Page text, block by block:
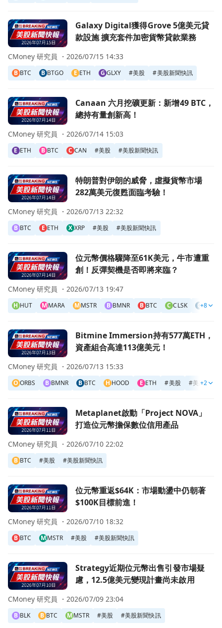
前往Galaxy Digital獲得Grove 5億美元貸款設施 擴充套件加
Galaxy Digital獲得Grove 5億美元貸
款設施 擴充套件加密貨幣貸款業務
B BTC B BTGO E ETH G GLXY #美股 #美股新聞快訊
CMoney 研究員 ・2026/07/15 14:33
前往Canaan 六月挖礦更新：新增49 BTC，總持有量創新高
Canaan 六月挖礦更新：新增49 BTC，
總持有量創新高！
E ETH B BTC C CAN #美股 #美股新聞快訊
CMoney 研究員 ・2026/07/14 15:03
前往特朗普對伊朗的威脅，虛擬貨幣市場282萬美元復甦面臨
特朗普對伊朗的威脅，虛擬貨幣市場
282萬美元復甦面臨考驗！
B BTC E ETH X XRP #美股 #美股新聞快訊
CMoney 研究員 ・2026/07/13 22:32
前往位元幣價格驟降至61K美元，牛市遭重創！反彈契機是
位元幣價格驟降至61K美元，牛市遭重
創！反彈契機是否即將來臨？
H HUT M MARA MMSTR B BMNR B BTC C CLSK C COIN
+8
CMoney 研究員 ・2026/07/13 19:47
前往Bitmine Immersion持有577萬ETH，資產組合高達113
Bitmine Immersion持有577萬ETH，
資產組合高達113億美元！
OORBS B BMNR B BTC H HOOD E ETH #美股 #美股新聞
+2
CMoney 研究員 ・2026/07/13 15:33
前往Metaplanet啟動「Project NOVA」 打造位元幣擔保數
Metaplanet啟動「Project NOVA」
打造位元幣擔保數位信用產品
B BTC #美股 #美股新聞快訊
CMoney 研究員 ・2026/07/10 22:02
前往位元幣重返$64K：市場動盪中仍朝著$100K目標前進！
位元幣重返$64K：市場動盪中仍朝著
$100K目標前進！
B BTC M MSTR #美股 #美股新聞快訊
CMoney 研究員 ・2026/07/10 18:32
前往Strategy近期位元幣出售引發市場疑慮，12.5億美元變
Strategy近期位元幣出售引發市場疑
慮，12.5億美元變現計畫尚未啟用
B BLK B BTC MMSTR #美股 #美股新聞快訊
CMoney 研究員 ・2026/07/09 23:04